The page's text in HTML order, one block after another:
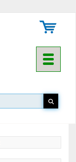
Toggle
▼